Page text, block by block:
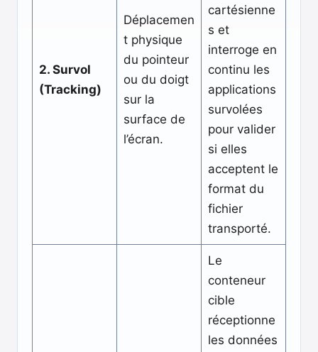
2. Survol
(Tracking)
Déplacemen
t physique
du pointeur
ou du doigt
sur la
surface de
l’écran.
cartésienne
s et
interroge en
continu les
applications
survolées
pour valider
si elles
acceptent le
format du
fichier
transporté.
Le
conteneur
cible
réceptionne
les données